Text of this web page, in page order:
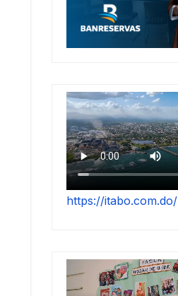
https://itabo.com.do/